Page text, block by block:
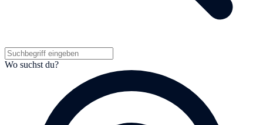
Wo suchst du?